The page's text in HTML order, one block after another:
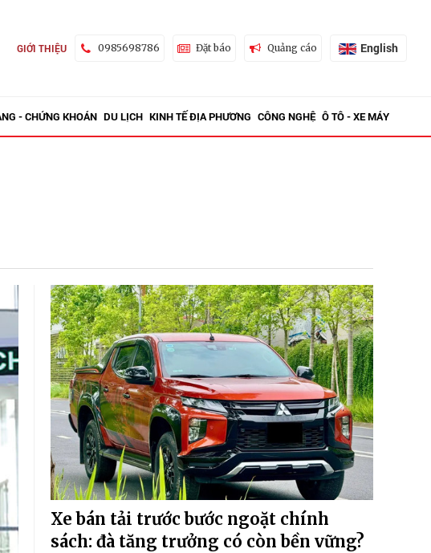
GIỚI THIỆU 0985698786 Đặt báo Quảng cáo English
- CHỨNG KHOÁN DU LỊCH KINH TẾ ĐỊA PHƯƠNG CÔNG NGHỆ Ô TÔ - XE MÁY
Xe bán tải trước bước ngoặt chính
sách: đà tăng trưởng có còn bền vững?